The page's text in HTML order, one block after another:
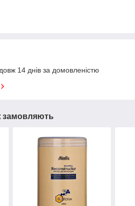
14 днів за домовленістю
замовляють